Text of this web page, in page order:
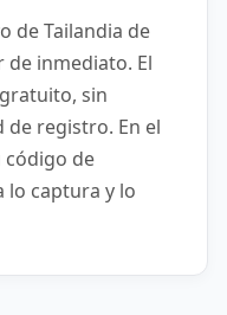
de Tailandia de
inmediato. El
sin
de registro. En el
código de
lo captura y lo